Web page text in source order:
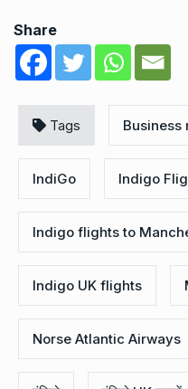
Share
Tags Business
IndiGo Indigo
Indigo flights to
Indigo UK flights
Norse Atlantic Airways